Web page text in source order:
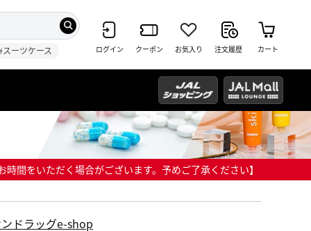
スーツケース ログイン クーポン お気入り 注文履歴 カート
間をいただく場合がございます。予めご了承ください】
ドラッグe-shop